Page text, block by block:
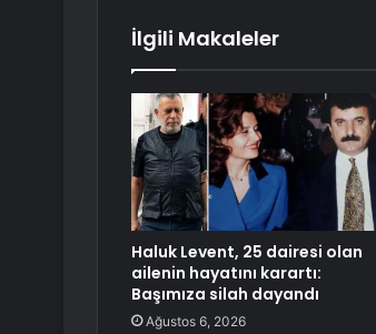
İlgili Makaleler
Haluk Levent, 25 dairesi olan
ailenin hayatını karartı:
Başımıza silah dayandı
Ağustos 6, 2026